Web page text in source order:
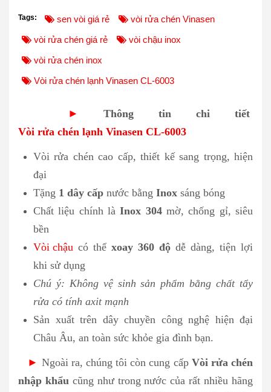
Tags: sen vòi giá rẻ
vòi rửa chén Vinasen
vòi rửa chén giá rẻ
vòi chậu inox
vòi rửa chén inox
Vòi rửa chén lạnh Vinasen CL-6003
► Thông tin chi tiết
Vòi rửa chén lạnh Vinasen CL-6003
Vòi rửa chén cao cấp, thiết kế sang trọng, hiện
đại
Tặng 1 dây cấp nước bằng Inox sáng bóng
Chất liệu chính làInox 304mờ, chống gỉ, siêu
bền
Vòi chậu có thể xoay 360 độ dễ dàng, tiện lợi
khi sử dụng
Chú ý: Không vệ sinh sản phẩm bằng chất tẩy
rửa có tính axit mạnh
Sản xuất trên dây chuyền công nghệ hiện đại
Châu Âu, an toàn sức khỏe gia đình bạn.
► Ngoài ra, chúng tôi còn cung cấp Vòi rửa chén
nhập khẩucũng như trong nước của rất nhiều hãng